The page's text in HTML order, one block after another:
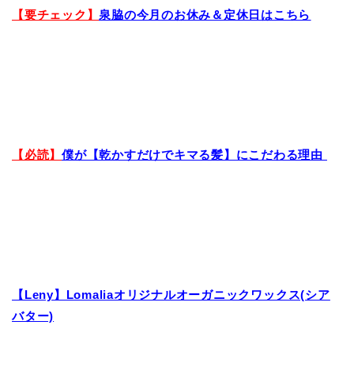
【要チェック】 泉脇の今月のお休み＆定休日はこちら
【必読】僕が【乾かすだけでキマる髪】にこだわる理由
【Leny】Lomaliaオリジナルオーガニックワックス(シア
バター)